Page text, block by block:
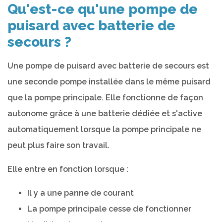
Qu'est-ce qu'une pompe de
puisard avec batterie de
secours ?
Une pompe de puisard avec batterie de secours est
une seconde pompe installée dans le même puisard
que la pompe principale. Elle fonctionne de façon
autonome grâce à une batterie dédiée et s'active
automatiquement lorsque la pompe principale ne
peut plus faire son travail.
Elle entre en fonction lorsque :
Il y a une panne de courant
La pompe principale cesse de fonctionner